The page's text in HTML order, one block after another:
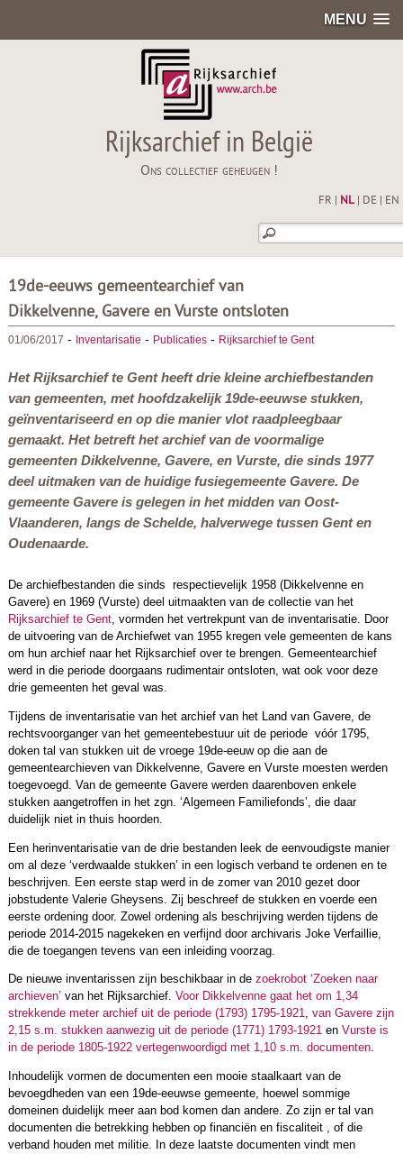
MENU
Rijksarchief in België
Ons collectief geheugen !
FR NL| DE EN
19de-eeuws gemeentearchief van
Dikkelvenne, Gavere en Vurste ontsloten
01/06/2017 - Inventarisatie - Publicaties- Rijksarchief te Gent
Het Rijksarchief te Gent heeft drie kleine archiefbestanden
van gemeenten, met hoofdzakelijk 19de-eeuwse stukken,
geïnventariseerd en op die manier vlot raadpleegbaar
gemaakt. Het betreft het archief van de voormalige
gemeenten Dikkelvenne, Gavere, en Vurste, die sinds 1977
deel uitmaken van de huidige fusiegemeente Gavere. De
gemeente Gavere is gelegen in het midden van Oost-
Vlaanderen, langs de Schelde, halverwege tussen Gent en
Oudenaarde.
De archiefbestanden die sinds respectievelijk 1958 (Dikkelvenne en
Gavere) en 1969 (Vurste) deel uitmaakten van de collectie van het
Rijksarchief te Gent, vormden het vertrekpunt van de inventarisatie. Door
de uitvoering van de Archiefwet van 1955 kregen vele gemeenten de kans
om hun archief naar het Rijksarchief over te brengen. Gemeentearchief
werd in die periode doorgaans rudimentair ontsloten, wat ook voor deze
drie gemeenten het geval was.
Tijdens de inventarisatie van het archief van het Land van Gavere, de
rechtsvoorganger van het gemeentebestuur uit de periode vóór 1795,
doken tal van stukken uit de vroege 19de-eeuw op die aan de
gemeentearchieven van Dikkelvenne, Gavere en Vurste moesten werden
toegevoegd. Van de gemeente Gavere werden daarenboven enkele
stukken aangetroffen in het zgn. ‘Algemeen Familiefonds’, die daar
duidelijk niet in thuis hoorden.
Een herinventarisatie van de drie bestanden leek de eenvoudigste manier
om al deze ‘verdwaalde stukken’ in een logisch verband te ordenen en te
beschrijven. Een eerste stap werd in de zomer van 2010 gezet door
jobstudente Valerie Gheysens. Zij beschreef de stukken en voerde een
eerste ordening door. Zowel ordening als beschrijving werden tijdens de
periode 2014-2015 nagekeken en verfijnd door archivaris Joke Verfaillie,
die de toegangen tevens van een inleiding voorzag.
De nieuwe inventarissen zijn beschikbaar in de zoekrobot ‘Zoeken naar
archieven’ van het Rijksarchief. Voor Dikkelvenne gaat het om 1,34
strekkende meter archief uit de periode (1793) 1795-1921, van Gavere zijn
2,15 s.m. stukken aanwezig uit de periode (1771) 1793-1921en Vurste is
in de periode 1805-1922 vertegenwoordigd met 1,10 s.m. documenten.
Inhoudelijk vormen de documenten een mooie staalkaart van de
bevoegdheden van een 19de-eeuwse gemeente, hoewel sommige
domeinen duidelijk meer aan bod komen dan andere. Zo zijn er tal van
documenten die betrekking hebben op financiën en fiscaliteit , of die
verband houden met militie. In deze laatste documenten vindt men